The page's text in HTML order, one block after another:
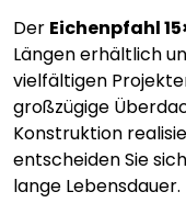
Der Eichenpfahl
Längen erhältlich
vielfältigen
großzügige
Konstruktion
entscheiden Sie
lange Lebensdauer.